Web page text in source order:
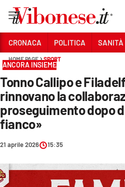
Sezioni
CRONACA
POLITICA
SANITÀ
AMBIENTE
SOCIETÀ
CRONACA POLITICA SANITÀ
HOME PAGE SPORT
ANCORA INSIEME
Tonno Callipo e
rinnovano la
proseguimento dopo
fianco»
21 aprile 2026 15:35